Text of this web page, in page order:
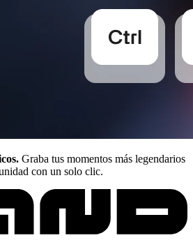
Graba tus momentos más legendarios
con un solo clic.